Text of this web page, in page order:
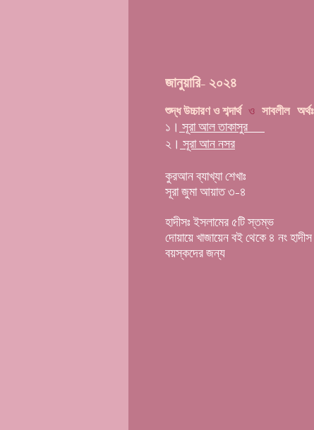
জানুয়ারি- ২০২৪
শুদ্ধ উচ্চারণ ও শব্দার্থও সাবলীল অর্থঃ
১।সূরা আল তাকাসুর
২। সূরা আন নসর
কুরআন ব্যাখ্যা শেখাঃ
সূরা জুমা আয়াত ৩-৪
হাদীসঃ ইসলামের ৫টি স্তম্ভ
দোয়ায়ে খাজায়েন বই থেকে ৪ নং হাদীস
বয়স্কদের জন্য